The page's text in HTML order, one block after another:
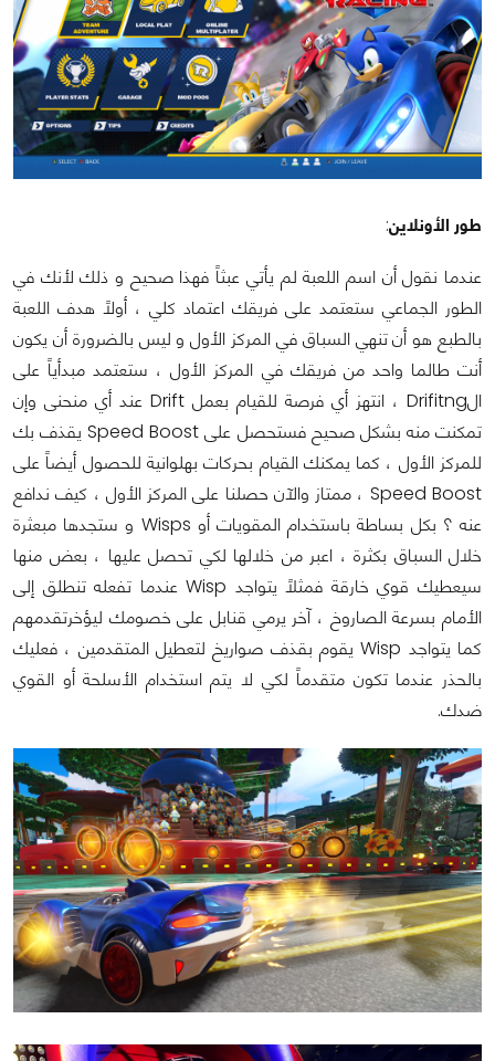
طور الأونلاين:
عندما نقول أن اسم اللعبة لم يأتي عبثاً فهذا صحيح و ذلك لأنك في
الطور الجماعي ستعتمد على فريقك اعتماد كلي ، أولاً هدف اللعبة
بالطبع هو أن تنهي السباق في المركز الأول و ليس بالضرورة أن يكون
أنت طالما واحد من فريقك في المركز الأول ، ستعتمد مبدأياً على
الDrifitng ، انتهز أي فرصة للقيام بعمل Drift عند أي منحنى وإن
تمكنت منه بشكل صحيح فستحصل على Speed Boost يقذف بك
للمركز الأول ، كما يمكنك القيام بحركات بهلوانية للحصول أيضاً على
Speed Boost ، ممتاز والآن حصلنا على المركز الأول ، كيف ندافع
عنه ؟ بكل بساطة باستخدام المقويات أو Wisps و ستجدها مبعثرة
خلال السباق بكثرة ، اعبر من خلالها لكي تحصل عليها ، بعض منها
سيعطيك قوي خارقة فمثلاً يتواجد Wisp عندما تفعله تنطلق إلى
الأمام بسرعة الصاروخ ، آخر يرمي قنابل على خصومك ليؤخرتقدمهم
كما يتواجد Wisp يقوم بقذف صواريخ لتعطيل المتقدمين ، فعليك
بالحذر عندما تكون متقدماً لكي لا يتم استخدام الأسلحة أو القوي
ضدك.